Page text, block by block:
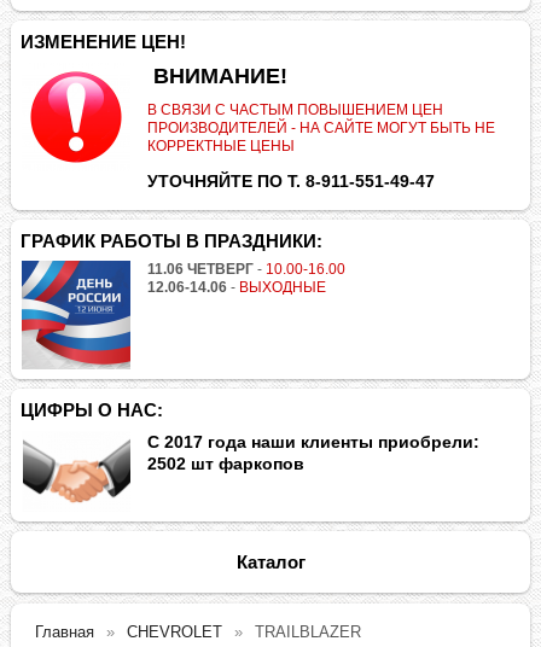
ИЗМЕНЕНИЕ ЦЕН!
ВНИМАНИЕ!
В СВЯЗИ С ЧАСТЫМ ПОВЫШЕНИЕМ ЦЕН
ПРОИЗВОДИТЕЛЕЙ - НА САЙТЕ МОГУТ БЫТЬ НЕ
КОРРЕКТНЫЕ ЦЕНЫ
УТОЧНЯЙТЕ ПО Т. 8-911-551-49-47
ГРАФИК РАБОТЫ В ПРАЗДНИКИ:
11.06 ЧЕТВЕРГ - 10.00-16.00
12.06-14.06 - ВЫХОДНЫЕ
ЦИФРЫ О НАС:
С 2017 года наши клиенты приобрели:
2502 шт фаркопов
Каталог
Главная CHEVROLET TRAILBLAZER